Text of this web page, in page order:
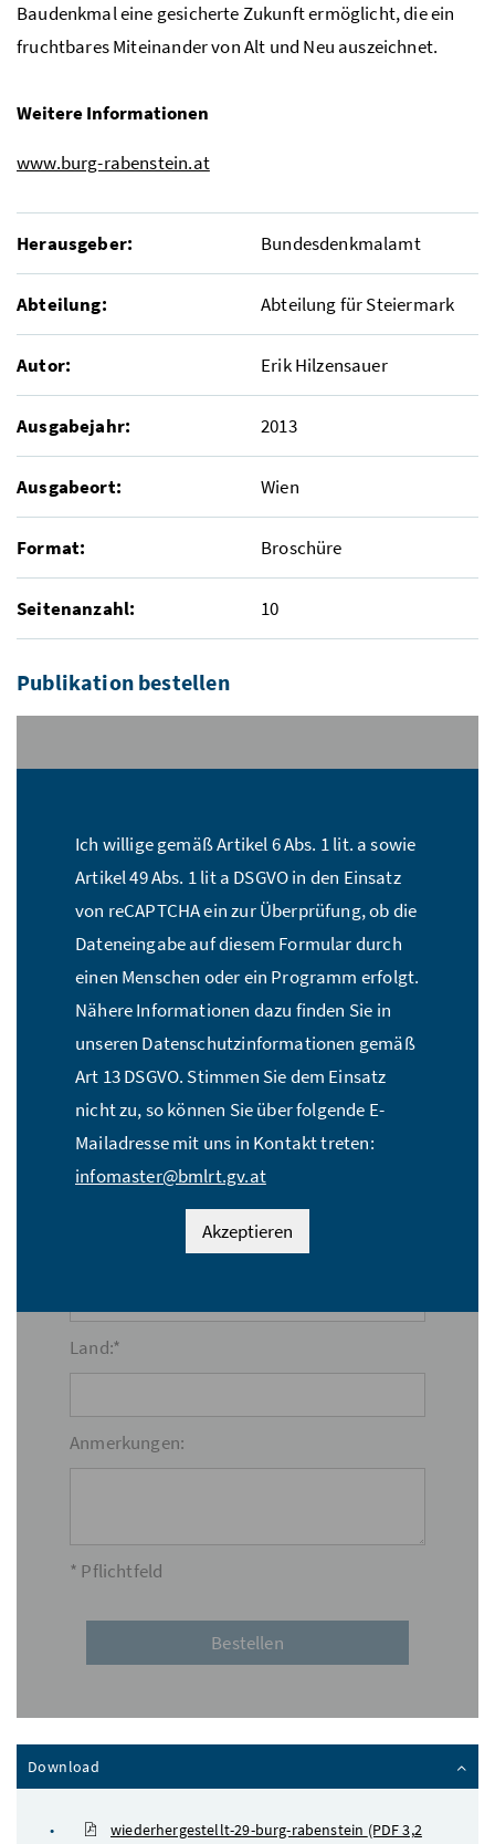
Baudenkmal eine gesicherte Zukunft ermöglicht, die ein
fruchtbares Miteinander von Alt und Neu auszeichnet.
Weitere Informationen
www.burg-rabenstein.at
Herausgeber: Bundesdenkmalamt
Abteilung: Abteilung für Steiermark
Autor: Erik Hilzensauer
Ausgabejahr: 2013
Ausgabeort: Wien
Format: Broschüre
Seitenanzahl: 10
Publikation bestellen
Ich willige gemäß Artikel 6 Abs. 1 lit. a sowie
Artikel 49 Abs. 1 lit a DSGVO in den Einsatz
von reCAPTCHA ein zur Überprüfung, ob die
Dateneingabe auf diesem Formular durch
einen Menschen oder ein Programm erfolgt.
Nähere Informationen dazu finden Sie in
unseren Datenschutzinformationen gemäß
Art 13 DSGVO. Stimmen Sie dem Einsatz
nicht zu, so können Sie über folgende E-
Mailadresse mit uns in Kontakt treten:
infomaster@bmlrt.gv.at
Akzeptieren
Name:*
E-Mail Adresse:*
PLZ:*
Land:*
Anmerkungen:
* Pflichtfeld
Download
wiederhergestellt-29-burg-rabenstein (PDF 3,2